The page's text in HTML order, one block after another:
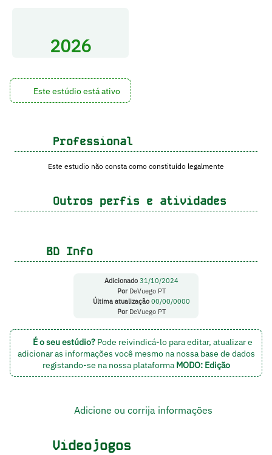
2026
Este estúdio está ativo
Professional
Este estudio não consta como constituído legalmente
Outros perfis e atividades
BD Info
Adicionado 31/10/2024
PorDeVuego PT
Última atualização 00/00/0000
PorDeVuego PT
É o seu estúdio?Pode reivindicá-lo para editar, atualizar e
adicionar as informações você mesmo na nossa base de dados
registando-se na nossa plataforma MODO: Edição
Adicione ou corrija informações
Videojogos